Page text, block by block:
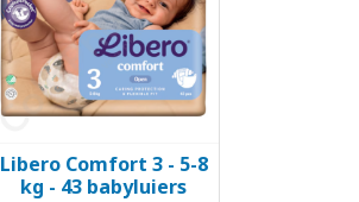
Snel bekijken
Libero Comfort 3 - 5-8
kg - 43 babyluiers